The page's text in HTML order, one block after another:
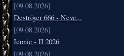
[09.08.2026]
Deströyer 666 - Neve...
[09.08.2026]
Iconic - II 2026
[09.08.2026]